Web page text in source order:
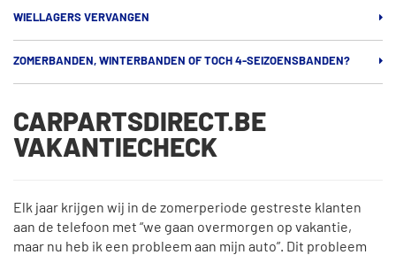
WIELLAGERS VERVANGEN
ZOMERBANDEN, WINTERBANDEN OF TOCH 4-SEIZOENSBANDEN?
CARPARTSDIRECT.BE
VAKANTIECHECK
Elk jaar krijgen wij in de zomerperiode gestreste klanten
aan de telefoon met “we gaan overmorgen op vakantie,
maar nu heb ik een probleem aan mijn auto”. Dit probleem